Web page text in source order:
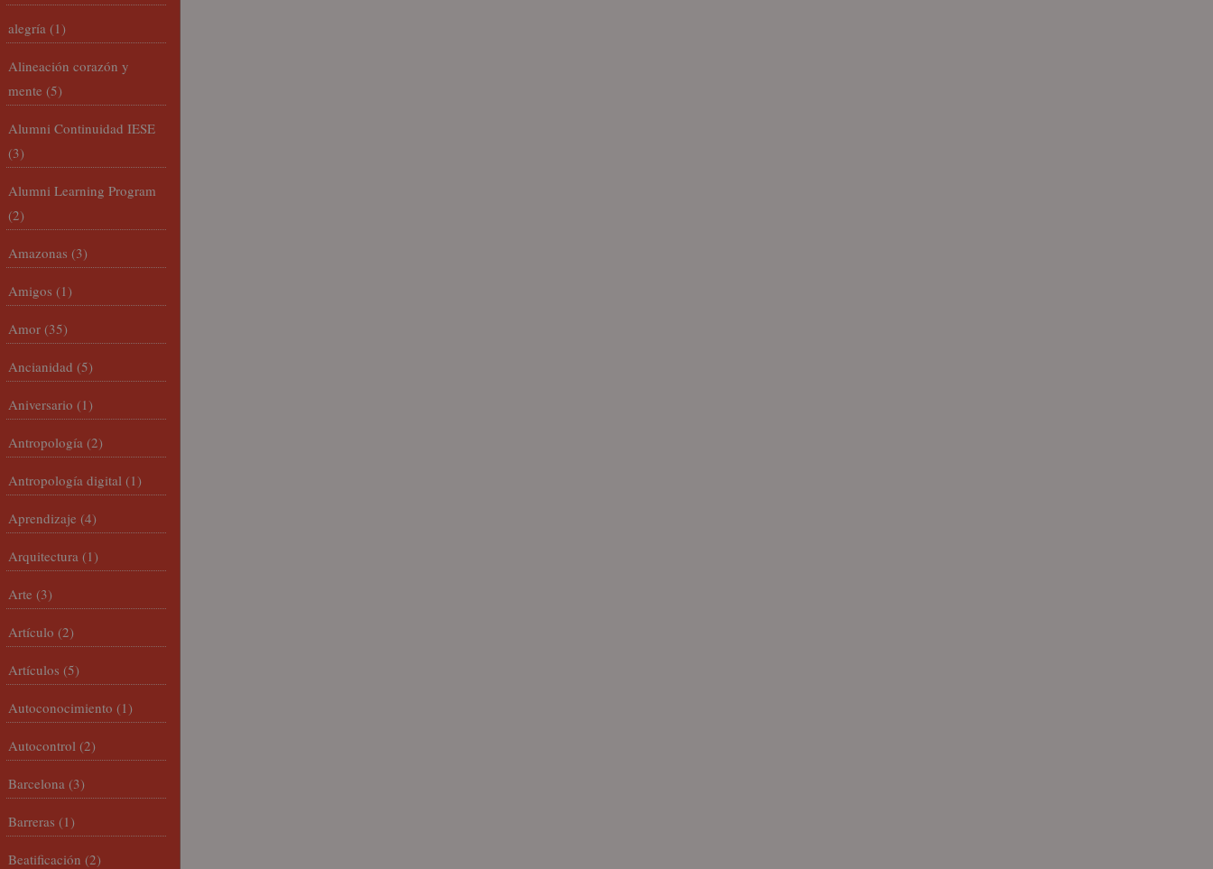
alegría (1)
Alineación corazón y
mente (5)
Alumni Continuidad IESE
(3)
Alumni Learning Program
(2)
Amazonas (3)
Amigos (1)
Amor (35)
Ancianidad (5)
Aniversario (1)
Antropología (2)
Antropología digital (1)
Aprendizaje (4)
Arquitectura (1)
Arte (3)
Artículo (2)
Artículos (5)
Autoconocimiento (1)
Autocontrol (2)
Barcelona (3)
Barreras (1)
Beatificación (2)